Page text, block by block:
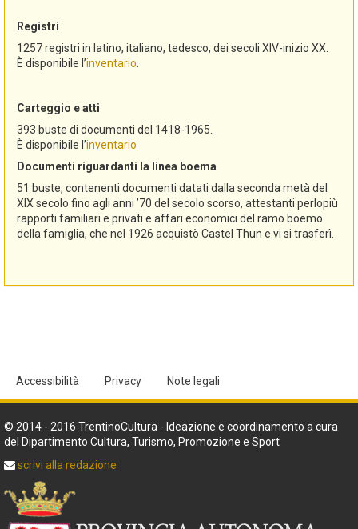
Registri
1257 registri in latino, italiano, tedesco, dei secoli XIV-inizio XX.
È disponibile l’inventario
Carteggio e atti
393 buste di documenti del 1418-1965.
È disponibile l’inventario
Documenti riguardanti la linea boema
51 buste, contenenti documenti datati dalla seconda metà del
XIX secolo fino agli anni ’70 del secolo scorso, attestanti perlopiù
rapporti familiari e privati e affari economici del ramo boemo
della famiglia, che nel 1926 acquistò Castel Thun e vi si trasferì.
Accessibilità Privacy Note legali
© 2014 - 2016 TrentinoCultura - Ideazione e coordinamento a cura
del Dipartimento Cultura, Turismo, Promozione e Sport
scrivi alla redazione